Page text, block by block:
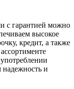
с гарантией можно
высокое
кредит, а также
надежность и